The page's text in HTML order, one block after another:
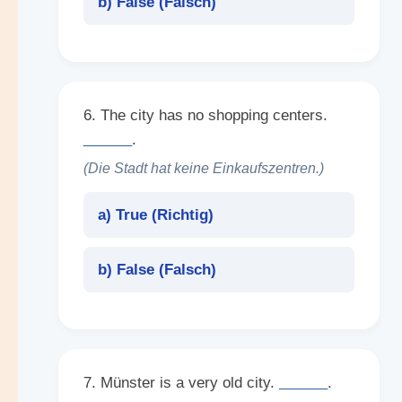
6. The city has no shopping centers.
.
(Die Stadt hat keine Einkaufszentren.)
a) True (Richtig)
b) False (Falsch)
7. Münster is a very old city. .